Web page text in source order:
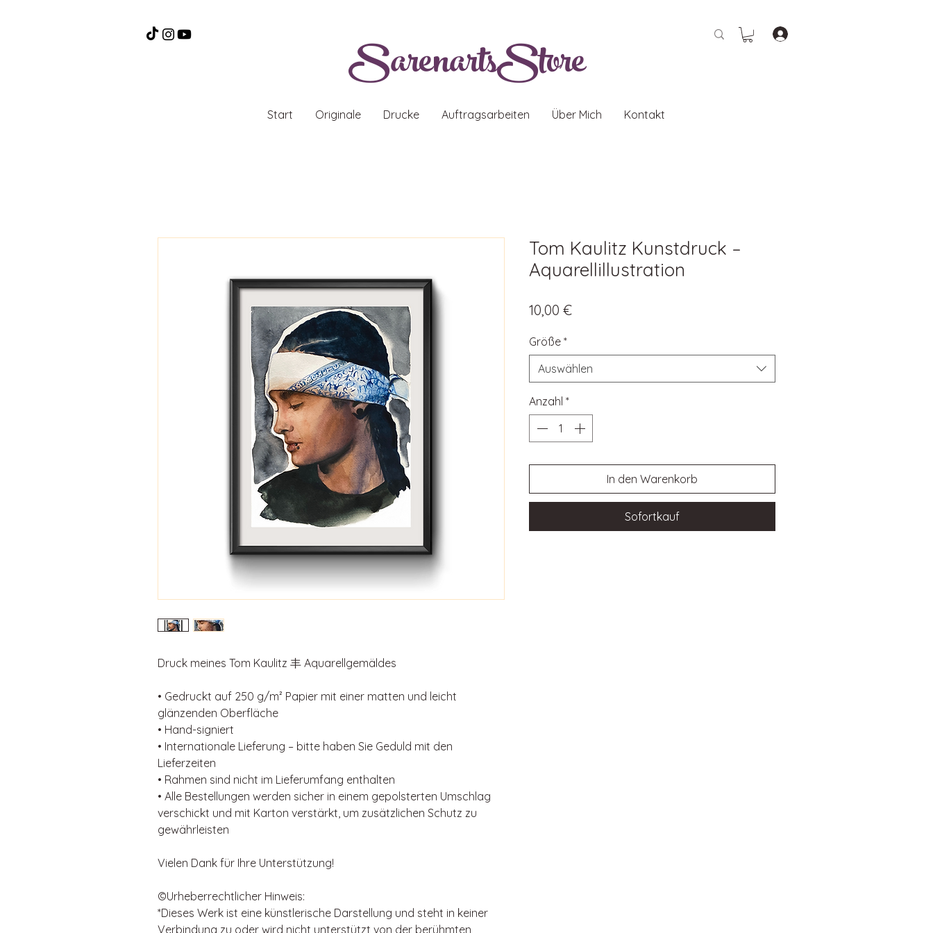
SarenartsStore
Start Originale Drucke Auftragsarbeiten Über Mich Kontakt
Druck meines Tom Kaulitz 丰 Aquarellgemäldes
• Gedruckt auf 250 g/m² Papier mit einer matten und leicht
glänzenden Oberfläche
• Hand-signiert
• Internationale Lieferung – bitte haben Sie Geduld mit den
Lieferzeiten
• Rahmen sind nicht im Lieferumfang enthalten
• Alle Bestellungen werden sicher in einem gepolsterten Umschlag
verschickt und mit Karton verstärkt, um zusätzlichen Schutz zu
gewährleisten
Vielen Dank für Ihre Unterstützung!
©️Urheberrechtlicher Hinweis:
*Dieses Werk ist eine künstlerische Darstellung und steht in keiner
Verbindung zu oder wird nicht unterstützt von der berühmten
Tom Kaulitz Kunstdruck –
Aquarellillustration
10,00 €Preis
Größe *
Auswählen
Anzahl *
In den Warenkorb
Sofortkauf